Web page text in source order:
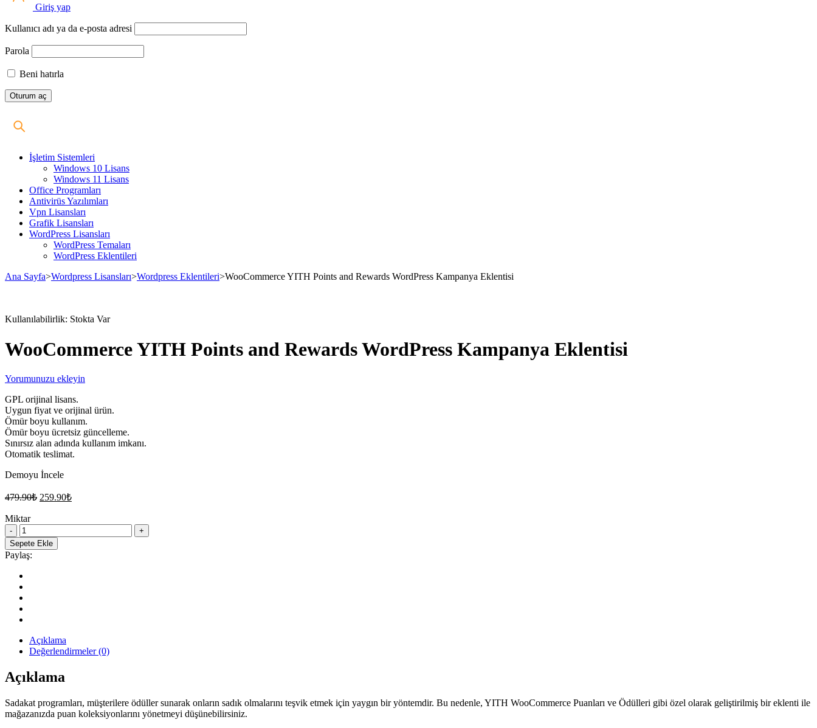
Giriş yap
Kullanıcı adı ya da e-posta adresi
Parola
Beni hatırla
İşletim Sistemleri
Windows 10 Lisans
Windows 11 Lisans
Office Programları
Antivirüs Yazılımları
Vpn Lisansları
Grafik Lisansları
WordPress Lisansları
WordPress Temaları
WordPress Eklentileri
Ana Sayfa>Wordpress Lisansları>Wordpress Eklentileri>WooCommerce YITH Points and Rewards WordPress Kampanya Eklentisi
Kullanılabilirlik: Stokta Var
WooCommerce YITH Points and Rewards WordPress Kampanya Eklentisi
Yorumunuzu ekleyin
GPL orijinal lisans.
Uygun fiyat ve orijinal ürün.
Ömür boyu kullanım.
Ömür boyu ücretsiz güncelleme.
Sınırsız alan adında kullanım imkanı.
Otomatik teslimat.
Demoyu İncele
479.90₺ Orijinal
259.90₺Şu
Miktar
WooCommerce
YITH
Points
and
Rewards
WordPress
Kampanya
Eklentisi
quantity
Sepete Ekle
Paylaş:
Açıklama
Değerlendirmeler (0)
Açıklama
Sadakat programları, müşterilere ödüller sunarak onların sadık olmalarını teşvik etmek için yaygın bir yöntemdir. Bu nedenle, YITH WooCommerce Puanları ve Ödülleri gibi özel olarak geliştirilmiş bir eklenti ile
mağazanızda puan koleksiyonlarını yönetmeyi düşünebilirsiniz.